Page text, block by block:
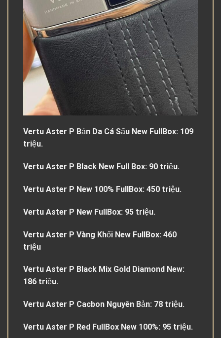
Vertu Aster P Bản Da Cá Sấu New FullBox: 109
triệu.
Vertu Aster P Black New Full Box: 90 triệu.
Vertu Aster P New 100% FullBox: 450 triệu.
Vertu Aster P New FullBox: 95 triệu.
Vertu Aster P Vàng Khối New FullBox: 460
triệu
Vertu Aster P Black Mix Gold Diamond New:
186 triệu.
Vertu Aster P Cacbon Nguyên Bản: 78 triệu.
Vertu Aster P Red FullBox New 100%: 95 triệu.